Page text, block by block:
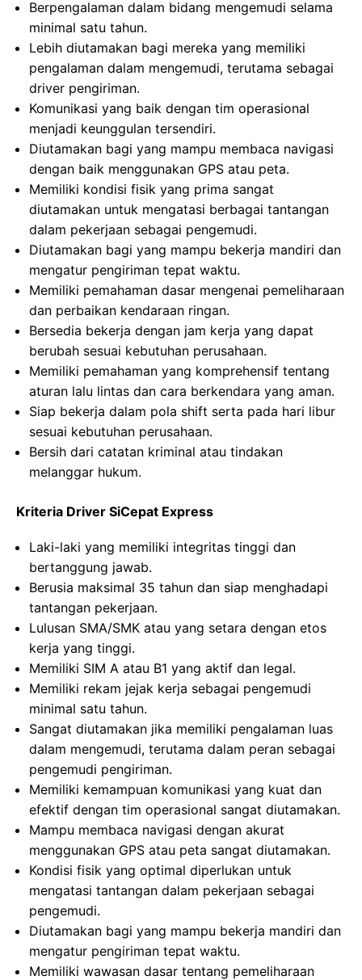
Berpengalaman dalam bidang mengemudi selama
minimal satu tahun.
Lebih diutamakan bagi mereka yang memiliki
pengalaman dalam mengemudi, terutama sebagai
driver pengiriman.
Komunikasi yang baik dengan tim operasional
menjadi keunggulan tersendiri.
Diutamakan bagi yang mampu membaca navigasi
dengan baik menggunakan GPS atau peta.
Memiliki kondisi fisik yang prima sangat
diutamakan untuk mengatasi berbagai tantangan
dalam pekerjaan sebagai pengemudi.
Diutamakan bagi yang mampu bekerja mandiri dan
mengatur pengiriman tepat waktu.
Memiliki pemahaman dasar mengenai pemeliharaan
dan perbaikan kendaraan ringan.
Bersedia bekerja dengan jam kerja yang dapat
berubah sesuai kebutuhan perusahaan.
Memiliki pemahaman yang komprehensif tentang
aturan lalu lintas dan cara berkendara yang aman.
Siap bekerja dalam pola shift serta pada hari libur
sesuai kebutuhan perusahaan.
Bersih dari catatan kriminal atau tindakan
melanggar hukum.
Kriteria Driver SiCepat Express
Laki-laki yang memiliki integritas tinggi dan
bertanggung jawab.
Berusia maksimal 35 tahun dan siap menghadapi
tantangan pekerjaan.
Lulusan SMA/SMK atau yang setara dengan etos
kerja yang tinggi.
Memiliki SIM A atau B1 yang aktif dan legal.
Memiliki rekam jejak kerja sebagai pengemudi
minimal satu tahun.
Sangat diutamakan jika memiliki pengalaman luas
dalam mengemudi, terutama dalam peran sebagai
pengemudi pengiriman.
Memiliki kemampuan komunikasi yang kuat dan
efektif dengan tim operasional sangat diutamakan.
Mampu membaca navigasi dengan akurat
menggunakan GPS atau peta sangat diutamakan.
Kondisi fisik yang optimal diperlukan untuk
mengatasi tantangan dalam pekerjaan sebagai
pengemudi.
Diutamakan bagi yang mampu bekerja mandiri dan
mengatur pengiriman tepat waktu.
Memiliki wawasan dasar tentang pemeliharaan